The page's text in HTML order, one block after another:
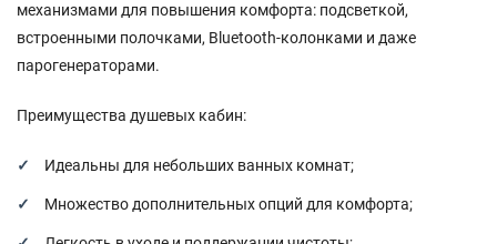
механизмами для повышения комфорта: подсветкой,
встроенными полочками, Bluetooth-колонками и даже
парогенераторами.
Преимущества душевых кабин:
Идеальны для небольших ванных комнат;
Множество дополнительных опций для комфорта;